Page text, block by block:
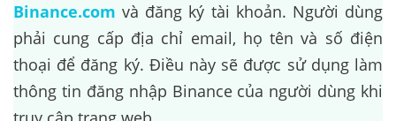
Binance.com và đăng ký tài khoản. Người dùng
phải cung cấp địa chỉ email, họ tên và số điện
thoại để đăng ký. Điều này sẽ được sử dụng làm
thông tin đăng nhập Binance của người dùng khi